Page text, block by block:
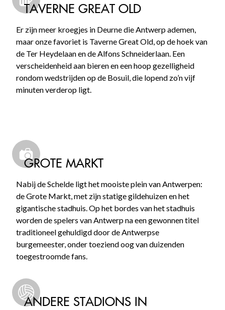
TAVERNE GREAT OLD
Er zijn meer kroegjes in Deurne die Antwerp ademen,
maar onze favoriet is Taverne Great Old, op de hoek van
de Ter Heydelaan en de Alfons Schneiderlaan. Een
verscheidenheid aan bieren en een hoop gezelligheid
rondom wedstrijden op de Bosuil, die lopend zo’n vijf
minuten verderop ligt.
GROTE MARKT
Nabij de Schelde ligt het mooiste plein van Antwerpen:
de Grote Markt, met zijn statige gildehuizen en het
gigantische stadhuis. Op het bordes van het stadhuis
worden de spelers van Antwerp na een gewonnen titel
traditioneel gehuldigd door de Antwerpse
burgemeester, onder toeziend oog van duizenden
toegestroomde fans.
ANDERE STADIONS IN